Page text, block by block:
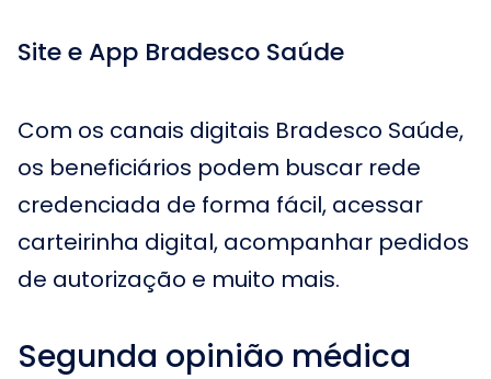
Site e App Bradesco Saúde
Com os canais digitais Bradesco Saúde,
os beneficiários podem buscar rede
credenciada de forma fácil, acessar
carteirinha digital, acompanhar pedidos
de autorização e muito mais.
Segunda opinião médica